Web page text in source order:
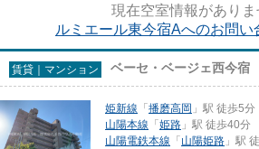
現在空室情報がありま
ルミエール東今宿Aへのお問い
賃貸｜マンション ベーセ・ベージェ西今宿
姫新線 「播磨高岡 」駅 徒歩5分
山陽本線 「姫路 」駅 徒歩40分
山陽電鉄本線 「山陽姫路 」駅